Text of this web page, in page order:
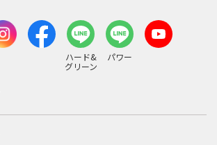
ハード&
グリーン
パワー